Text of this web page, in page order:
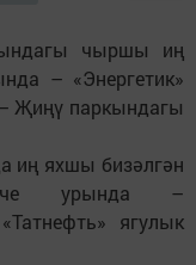
чыршы иң
– «Энергетик»
Җиңү паркындагы
иң яхшы бизәлгән
урында –
ягулык